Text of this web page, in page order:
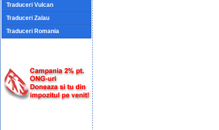
Traduceri Vulcan
Traduceri Zalau
Traduceri Romania